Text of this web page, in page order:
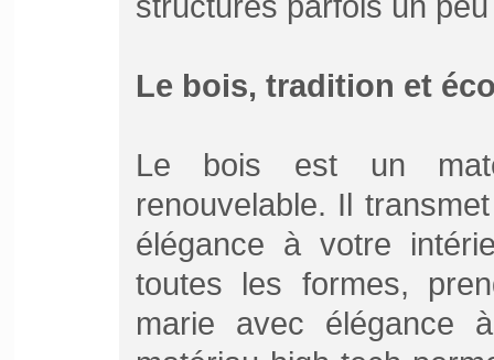
Le bois, tradition et
Le bois est un
renouvelable. Il
élégance à votre
toutes les formes,
marie avec élégance